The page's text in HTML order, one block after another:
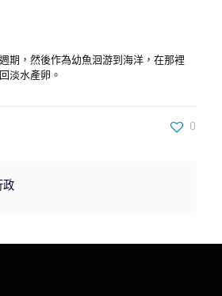
期，然後作為幼魚洄游到海洋，在那裡
淡水產卵。
0
政